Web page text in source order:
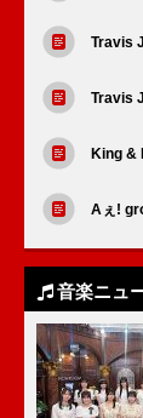
Travis
Travis
King &
Aぇ!
音楽ニュ